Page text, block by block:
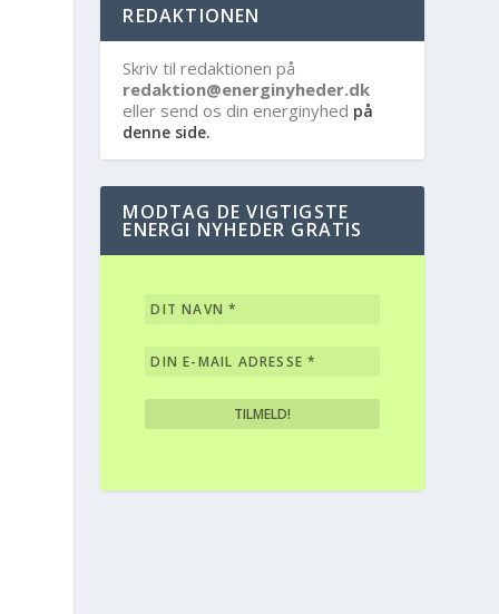
REDAKTIONEN
Skriv til redaktionen på
redaktion@energinyheder.dk
eller send os din energinyhed på
denne side.
MODTAG DE VIGTIGSTE
ENERGI NYHEDER GRATIS